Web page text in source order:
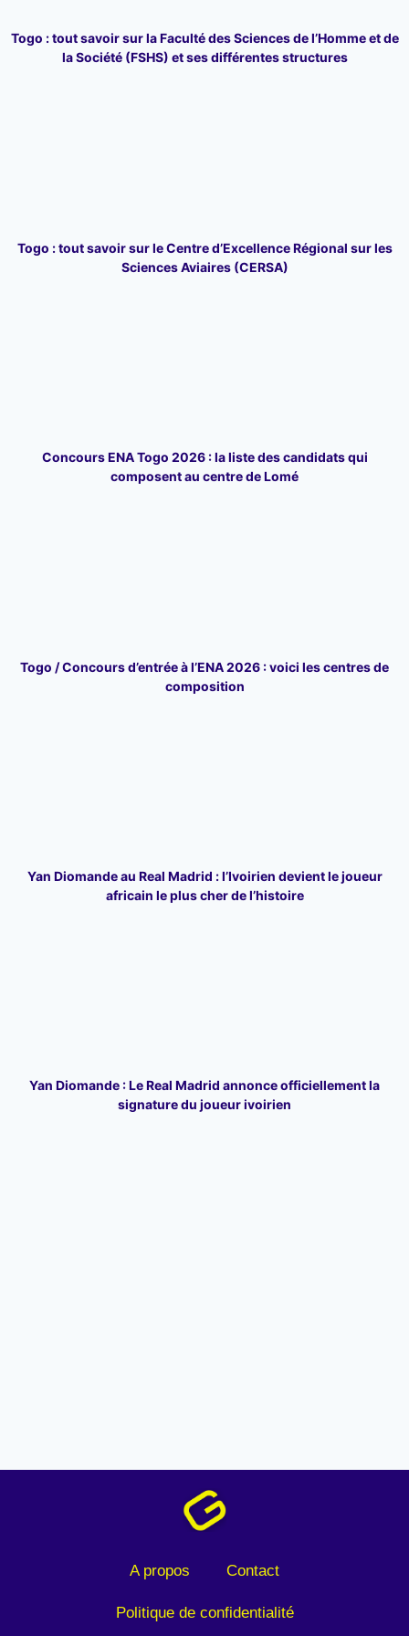
Togo : tout savoir sur la Faculté des Sciences de l’Homme et de
la Société (FSHS) et ses différentes structures
Togo : tout savoir sur le Centre d’Excellence Régional sur les
Sciences Aviaires (CERSA)
Concours ENA Togo 2026 : la liste des candidats qui
composent au centre de Lomé
Togo / Concours d’entrée à l’ENA 2026 : voici les centres de
composition
Yan Diomande au Real Madrid : l’Ivoirien devient le joueur
africain le plus cher de l’histoire
Yan Diomande : Le Real Madrid annonce officiellement la
signature du joueur ivoirien
A propos Contact
Politique de confidentialité